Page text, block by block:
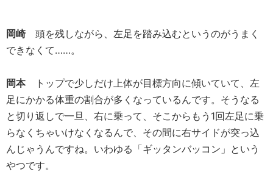
岡崎頭を残しながら、左足を踏み込むというのがうまく
できなくて……。
岡本トップで少しだけ上体が目標方向に傾いていて、左
足にかかる体重の割合が多くなっているんです。そうなる
と切り返しで一旦、右に乗って、そこからもう1回左足に乗
らなくちゃいけなくなるんで、その間に右サイドが突っ込
んじゃうんですね。いわゆる「ギッタンバッコン」という
やつです。